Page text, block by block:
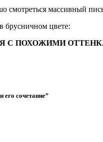
смотреться массивный
брусничном цвете:
ПОХОЖИМИ
его сочетание”